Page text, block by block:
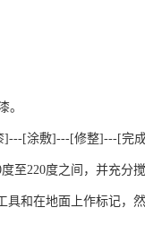
。
]---[涂敷]---[修整]---[完
至220度之间，并充分
和在地面上作标记，